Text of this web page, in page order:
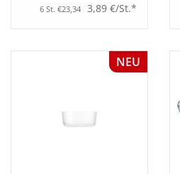
6 St. €23,34 3,89 €/St.*
NEU